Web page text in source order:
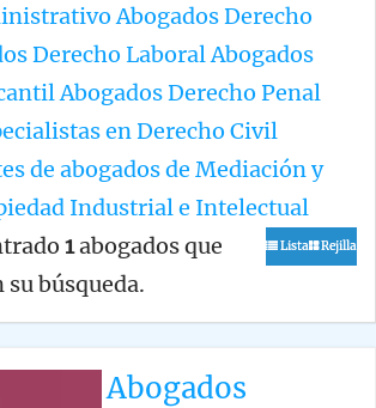
Abogados Derecho
Derecho LaboralAbogados
Abogados Derecho Penal
en Derecho Civil
de abogados de Mediación y
Industrial e Intelectual
Lista Rejilla
1abogados que
búsqueda.
Lexcity Abogados